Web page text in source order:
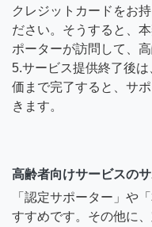
クレジットカードをお
ださい。そうすると、
ポーターが訪問して、
5.サービス提供終了後
価まで完了すると、サ
きます。
高齢者向けサービスの
「認定サポーター」や
すすめです。その他に